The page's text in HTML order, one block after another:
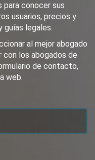
para conocer sus
usuarios, precios y
guías legales.
al mejor abogado
los abogados de
de contacto,
web.